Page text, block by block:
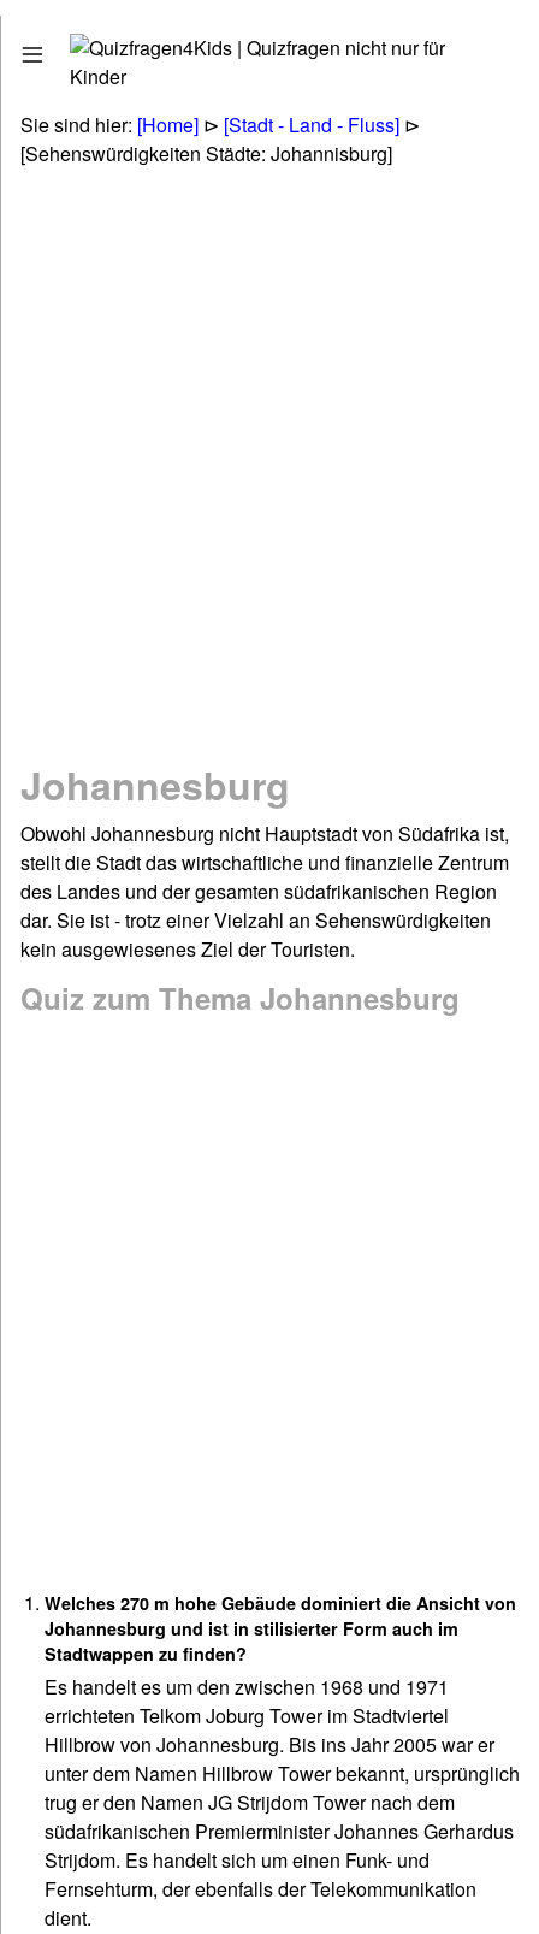
Quizfragen
Stadt - Land - Fluss
Tiere - Pflanzen - Natur
Deutsch: Grammatik & Co
Figuren- & Bilderrätsel
Informationen
Impressum / Kontakt
Links und Rechts
Startseite
Sie sind hier: [Home] ⊳ [Stadt - Land - Fluss] ⊳
[Sehenswürdigkeiten Städte: Johannisburg]
Johannesburg
Obwohl Johannesburg nicht Hauptstadt von Südafrika ist,
stellt die Stadt das wirtschaftliche und finanzielle Zentrum
des Landes und der gesamten südafrikanischen Region
dar. Sie ist - trotz einer Vielzahl an Sehenswürdigkeiten
kein ausgewiesenes Ziel der Touristen.
Quiz zum Thema Johannesburg
Welches 270 m hohe Gebäude dominiert die Ansicht von
Johannesburg und ist in stilisierter Form auch im
Stadtwappen zu finden?
Es handelt es um den zwischen 1968 und 1971
errichteten Telkom Joburg Tower im Stadtviertel
Hillbrow von Johannesburg. Bis ins Jahr 2005 war er
unter dem Namen Hillbrow Tower bekannt, ursprünglich
trug er den Namen JG Strijdom Tower nach dem
südafrikanischen Premierminister Johannes Gerhardus
Strijdom. Es handelt sich um einen Funk- und
Fernsehturm, der ebenfalls der Telekommunikation
dient.